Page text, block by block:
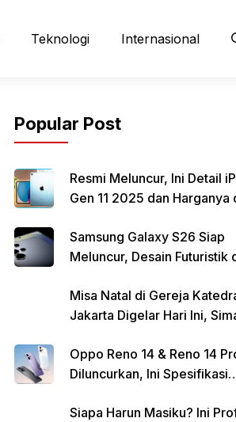
Teknologi Internasional
Popular Post
Resmi Meluncur, Ini Detail
Gen 11 2025 dan Harganya
Samsung Galaxy S26 Siap
Meluncur, Desain Futuristik
Misa Natal di Gereja
Jakarta Digelar Hari Ini,
Oppo Reno 14 & Reno 14
Diluncurkan, Ini Spesifikasi
Siapa Harun Masiku? Ini